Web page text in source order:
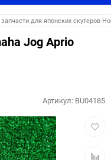
для японских скутеров
Jog Aprio
Артикул: BU04185